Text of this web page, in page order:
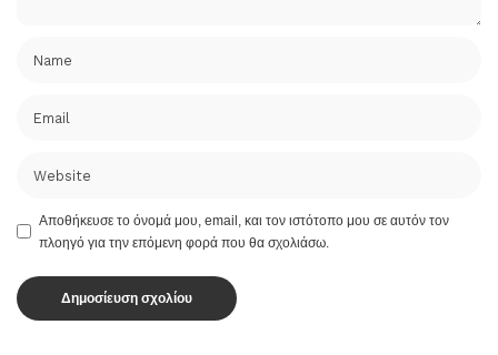
Αποθήκευσε το όνομά μου, email, και τον ιστότοπο μου σε αυτόν τον
πλοηγό για την επόμενη φορά που θα σχολιάσω.